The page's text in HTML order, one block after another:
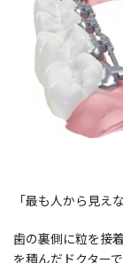
「最も人から見え
歯の裏側に粒を接
を積んだドクター